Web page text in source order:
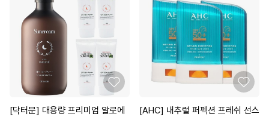
[닥터문] 대용량 프리미엄 알로에
[AHC] 내추럴 퍼펙션 프레쉬 선스